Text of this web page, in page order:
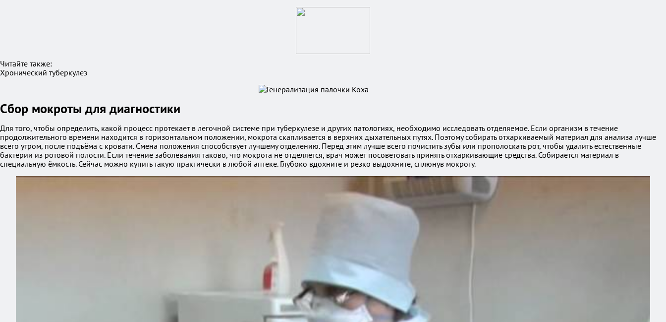
Читайте также:
Хронический туберкулез
Сбор мокроты для диагностики
Для того, чтобы определить, какой процесс протекает в легочной системе при туберкулезе и других патологиях, необходимо исследовать отделяемое. Если организм в течение
продолжительного времени находится в горизонтальном положении, мокрота скапливается в верхних дыхательных путях. Поэтому собирать отхаркиваемый материал для анализа лучше
всего утром, после подъёма с кровати. Смена положения способствует лучшему отделению. Перед этим лучше всего почистить зубы или прополоскать рот, чтобы удалить естественные
бактерии из ротовой полости. Если течение заболевания таково, что мокрота не отделяется, врач может посоветовать принять отхаркивающие средства. Собирается материал в
специальную ёмкость. Сейчас можно купить такую практически в любой аптеке. Глубоко вдохните и резко выдохните, сплюнув мокроту.